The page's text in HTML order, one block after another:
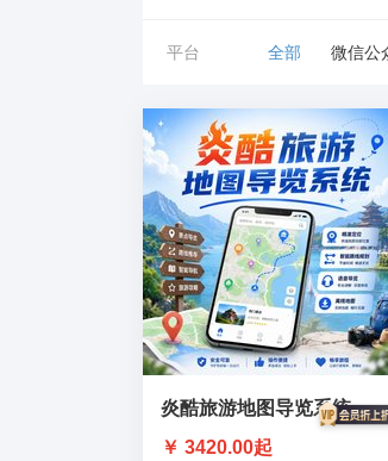
平台 全部 微信公
炎酷旅游地图导览系统
￥ 3420.00起